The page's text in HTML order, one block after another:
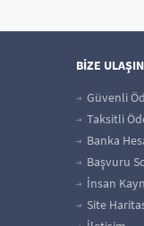
BİZE ULAŞIN
Güvenli
Taksitli
Banka
Başvuru
İnsan
Site